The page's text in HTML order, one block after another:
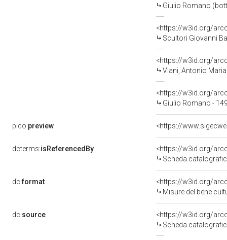
Giulio Romano
<https://w3id.org/
Scultori Giovanni
<https://w3id.org/
Viani, Antonio
<https://w3id.org/
Giulio Romano -
pico:preview
dcterms:isReferencedBy
<https://w3id.org/
Scheda
dc:format
<https://w3id.org/
Misure del bene
dc:source
<https://w3id.org/
Scheda